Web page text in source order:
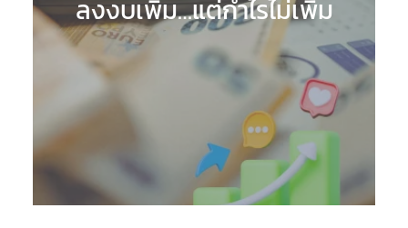
ลงงบเพิ่ม…แต่กำไรไม่เพิ่ม